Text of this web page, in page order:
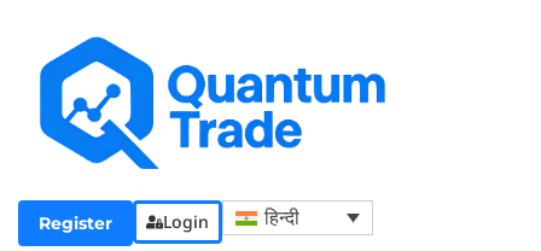
Register Login हिन्दी